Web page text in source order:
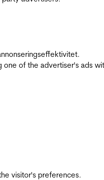
of the advertiser's ads
visitor's preferences.